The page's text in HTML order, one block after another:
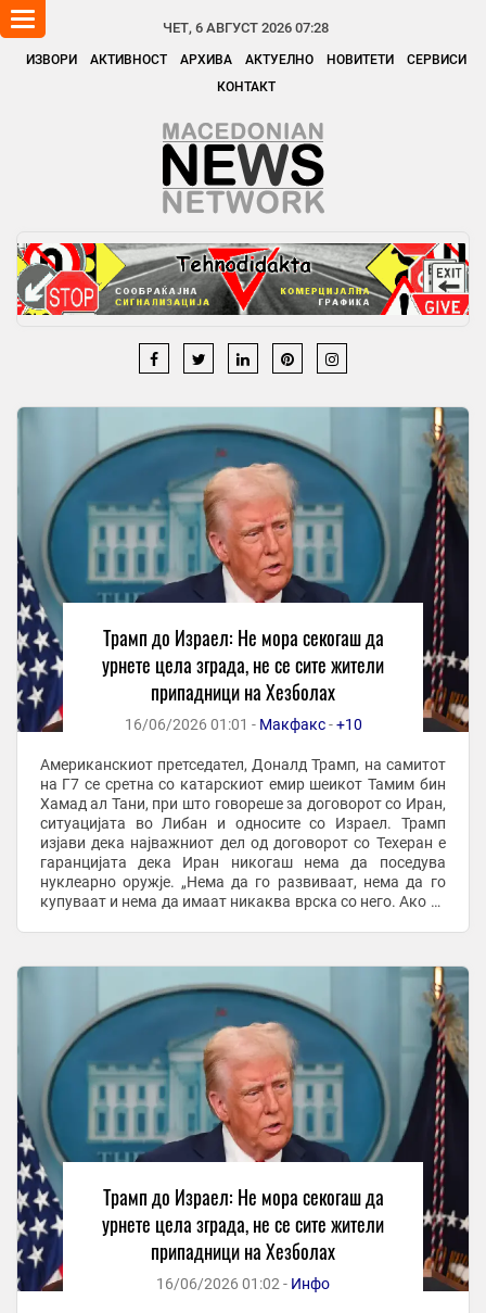
ЧЕТ, 6 АВГУСТ 2026 07:28
ИЗВОРИ АКТИВНОСТ АРХИВА АКТУЕЛНО НОВИТЕТИ
СЕРВИСИ
КОНТАКТ
Toggle
navigation
Трамп до Израел: Не мора секогаш да
урнете цела зграда, не се сите жители
припадници на Хезболах
16/06/2026 01:01 - Макфакс-+10
Американскиот претседател, Доналд Трамп, на самитот
на Г7 се сретна со катарскиот емир шеикот Тамим бин
Хамад ал Тани, при што говореше за договорот со Иран,
ситуацијата во Либан и односите со Израел. Трамп
изјави дека најважниот дел од договорот со Техеран е
гаранцијата дека Иран никогаш нема да поседува
нуклеарно оружје. „Нема да го развиваат, нема да го
купуваат и нема да имаат никаква врска со него. Ако го
Трамп до Израел: Не мора секогаш да
урнете цела зграда, не се сите жители
припадници на Хезболах
16/06/2026 01:02 - Инфо